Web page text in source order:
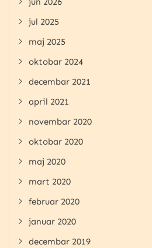
jul 2025
maj 2025
oktobar 2024
decembar 2021
april 2021
novembar 2020
oktobar 2020
maj 2020
mart 2020
februar 2020
januar 2020
decembar 2019